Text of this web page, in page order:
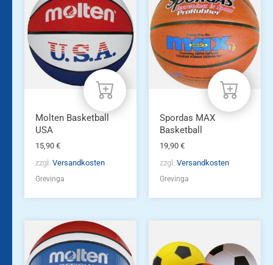
Molten Basketball
USA
15,90 €
zzgl. Versandkosten
Grevinga
Spordas MAX
Basketball
19,90 €
zzgl. Versandkosten
Grevinga